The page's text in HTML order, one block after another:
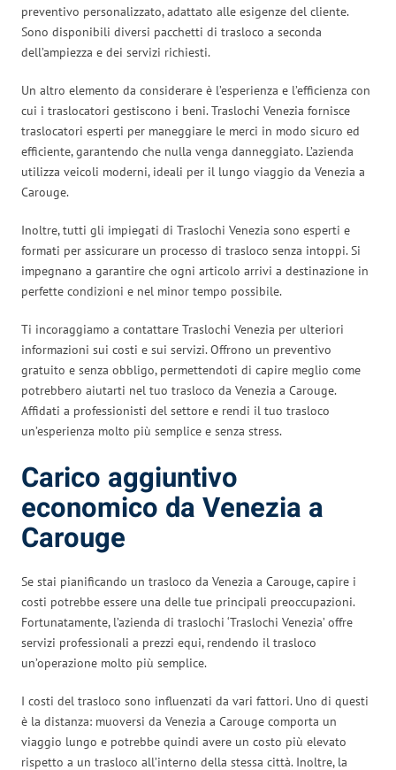
preventivo personalizzato, adattato alle esigenze del cliente.
Sono disponibili diversi pacchetti di trasloco a seconda
dell’ampiezza e dei servizi richiesti.
Un altro elemento da considerare è l’esperienza e l’efficienza con
cui i traslocatori gestiscono i beni. Traslochi Venezia fornisce
traslocatori esperti per maneggiare le merci in modo sicuro ed
efficiente, garantendo che nulla venga danneggiato. L’azienda
utilizza veicoli moderni, ideali per il lungo viaggio da Venezia a
Carouge.
Inoltre, tutti gli impiegati di Traslochi Venezia sono esperti e
formati per assicurare un processo di trasloco senza intoppi. Si
impegnano a garantire che ogni articolo arrivi a destinazione in
perfette condizioni e nel minor tempo possibile.
Ti incoraggiamo a contattare Traslochi Venezia per ulteriori
informazioni sui costi e sui servizi. Offrono un preventivo
gratuito e senza obbligo, permettendoti di capire meglio come
potrebbero aiutarti nel tuo trasloco da Venezia a Carouge.
Affidati a professionisti del settore e rendi il tuo trasloco
un’esperienza molto più semplice e senza stress.
Carico aggiuntivo
economico da Venezia a
Carouge
Se stai pianificando un trasloco da Venezia a Carouge, capire i
costi potrebbe essere una delle tue principali preoccupazioni.
Fortunatamente, l’azienda di traslochi ‘Traslochi Venezia’ offre
servizi professionali a prezzi equi, rendendo il trasloco
un’operazione molto più semplice.
I costi del trasloco sono influenzati da vari fattori. Uno di questi
è la distanza: muoversi da Venezia a Carouge comporta un
viaggio lungo e potrebbe quindi avere un costo più elevato
rispetto a un trasloco all’interno della stessa città. Inoltre, la